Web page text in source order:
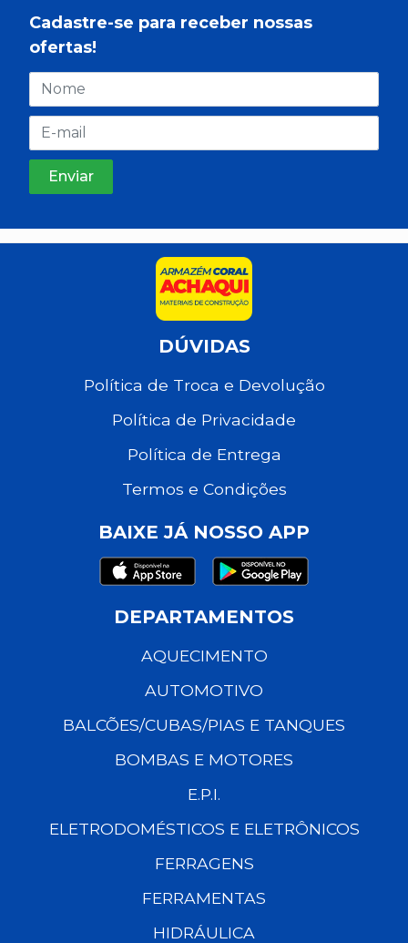
Cadastre-se para receber nossas
ofertas!
DÚVIDAS
Política de Troca e Devolução
Política de Privacidade
Política de Entrega
Termos e Condições
BAIXE JÁ NOSSO APP
DEPARTAMENTOS
AQUECIMENTO
AUTOMOTIVO
BALCÕES/CUBAS/PIAS E TANQUES
BOMBAS E MOTORES
E.P.I.
ELETRODOMÉSTICOS E ELETRÔNICOS
FERRAGENS
FERRAMENTAS
HIDRÁULICA